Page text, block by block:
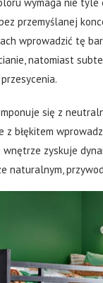
przemyślanej
wprowadzić tę
natomiast
się z
z błękitem
wnętrze zyskuje
naturalnym,